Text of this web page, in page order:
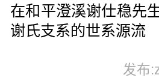
在和平澄溪谢仕稳先
谢氏支系的世系源流
发布